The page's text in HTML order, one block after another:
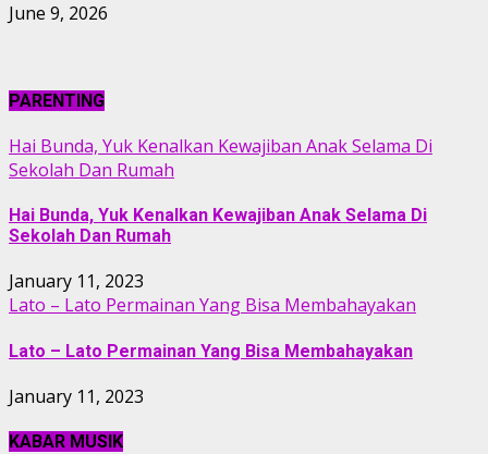
June 9, 2026
PARENTING
Hai Bunda, Yuk Kenalkan Kewajiban Anak Selama Di
Sekolah Dan Rumah
Hai Bunda, Yuk Kenalkan Kewajiban Anak Selama Di
Sekolah Dan Rumah
January 11, 2023
Lato – Lato Permainan Yang Bisa Membahayakan
Lato – Lato Permainan Yang Bisa Membahayakan
January 11, 2023
KABAR MUSIK